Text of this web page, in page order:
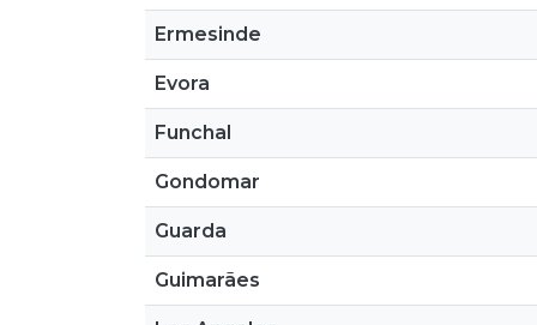
Ermesinde
Evora
Funchal
Gondomar
Guarda
Guimarães